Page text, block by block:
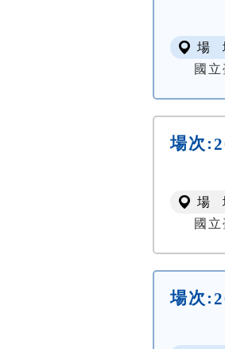
場
國
場次:
場
國
場次: